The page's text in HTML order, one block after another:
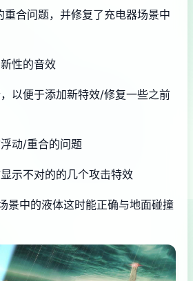
合问题，并修复了充电器场景中
性的音效
以便于添加新特效/修复一些之前
动/重合的问题
示不对的的几个攻击特效
景中的液体这时能正确与地面碰撞